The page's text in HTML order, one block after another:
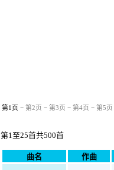
第1页 − 第2页 − 第3页 − 第4页 − 第5页
第1至25首共500首
曲名 作曲